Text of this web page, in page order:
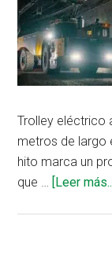
Trolley eléctrico
metros de largo
hito marca un
que … [Leer